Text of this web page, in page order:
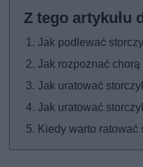
Jak podlewać
Jak rozpoznać chorą
Jak uratować
Jak uratować
Kiedy warto ratować